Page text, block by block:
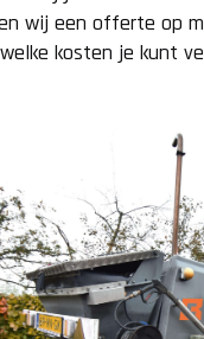
wij een offerte op
kosten je kunt